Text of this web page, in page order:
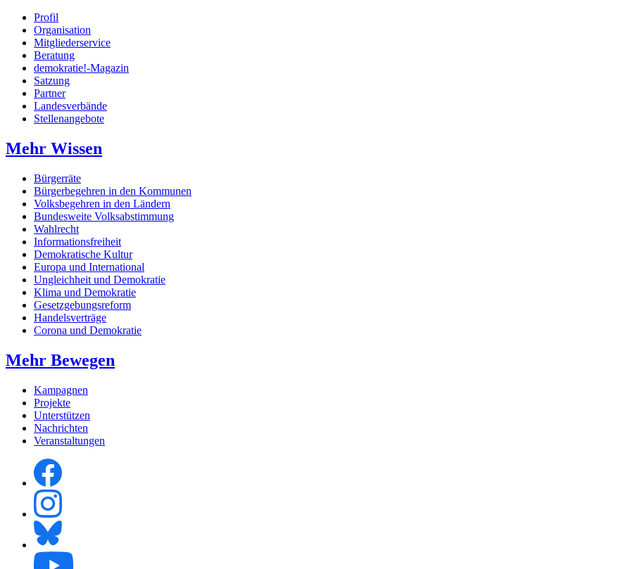
Profil
Organisation
Mitgliederservice
Beratung
demokratie!-Magazin
Satzung
Partner
Landesverbände
Stellenangebote
Mehr Wissen
Bürgerräte
Bürgerbegehren in den Kommunen
Volksbegehren in den Ländern
Bundesweite Volksabstimmung
Wahlrecht
Informationsfreiheit
Demokratische Kultur
Europa und International
Ungleichheit und Demokratie
Klima und Demokratie
Gesetzgebungsreform
Handelsverträge
Corona und Demokratie
Mehr Bewegen
Kampagnen
Projekte
Unterstützen
Nachrichten
Veranstaltungen